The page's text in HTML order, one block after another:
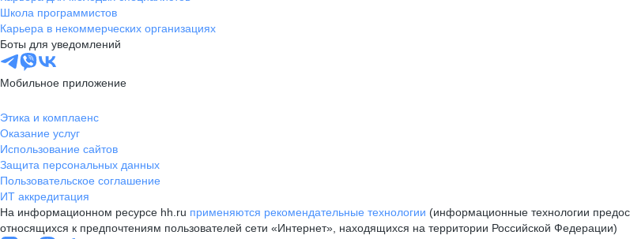
Школа программистов
Карьера в некоммерческих организациях
Боты для уведомлений
Мобильное приложение
Этика и комплаенс
Оказание услуг
Использование сайтов
Защита персональных данных
Пользовательское соглашение
ИТ аккредитация
На информационном ресурсе hh.ru применяются рекомендательные технологии (информационные технологии
относящихся к предпочтениям пользователей сети «Интернет», находящихся на территории Российской Федерации)